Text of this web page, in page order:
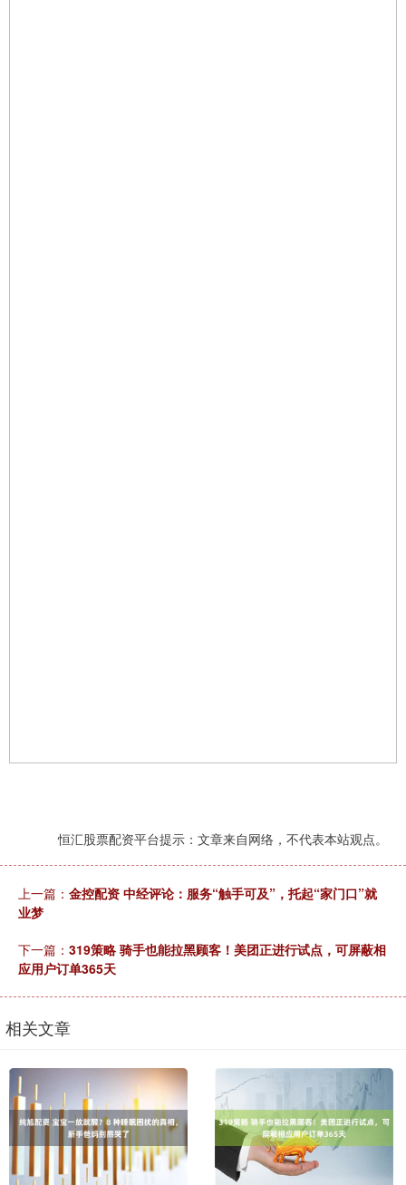
恒汇股票配资平台提示：文章来自网络，不代表本站观点。
上一篇： 金控配资 中经评论：服务“触手可及”，托起“家门口”就
业梦
下一篇： 319策略 骑手也能拉黑顾客！美团正进行试点，可屏蔽相
应用户订单365天
相关文章